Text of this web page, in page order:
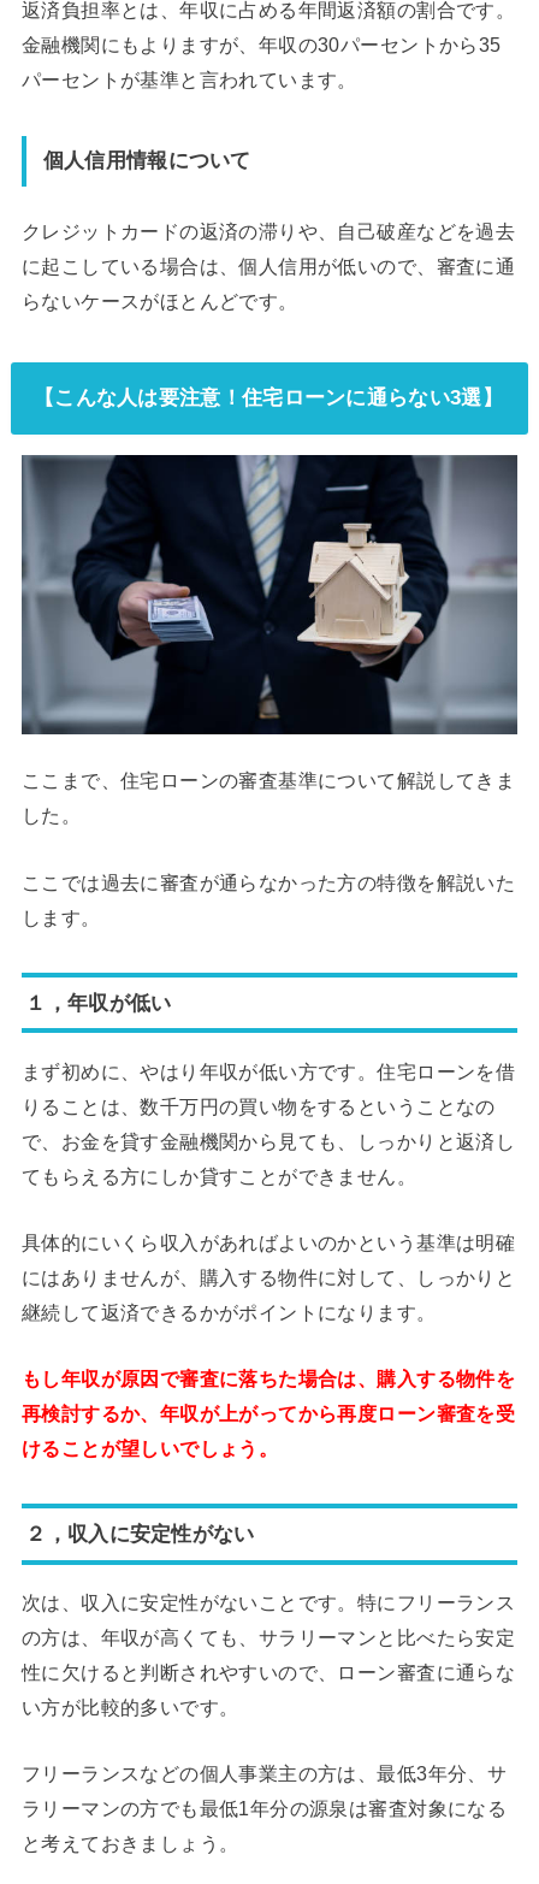
返済負担率とは、年収に占める年間返済額の割合です。
金融機関にもよりますが、年収の30パーセントから35
パーセントが基準と言われています。
個人信用情報について
クレジットカードの返済の滞りや、自己破産などを過去
に起こしている場合は、個人信用が低いので、審査に通
らないケースがほとんどです。
【こんな人は要注意！住宅ローンに通らない3選】
ここまで、住宅ローンの審査基準について解説してきま
した。
ここでは過去に審査が通らなかった方の特徴を解説いた
します。
１，年収が低い
まず初めに、やはり年収が低い方です。住宅ローンを借
りることは、数千万円の買い物をするということなの
で、お金を貸す金融機関から見ても、しっかりと返済し
てもらえる方にしか貸すことができません。
具体的にいくら収入があればよいのかという基準は明確
にはありませんが、購入する物件に対して、しっかりと
継続して返済できるかがポイントになります。
もし年収が原因で審査に落ちた場合は、購入する物件を
再検討するか、年収が上がってから再度ローン審査を受
けることが望しいでしょう。
２，収入に安定性がない
次は、収入に安定性がないことです。特にフリーランス
の方は、年収が高くても、サラリーマンと比べたら安定
性に欠けると判断されやすいので、ローン審査に通らな
い方が比較的多いです。
フリーランスなどの個人事業主の方は、最低3年分、サ
ラリーマンの方でも最低1年分の源泉は審査対象になる
と考えておきましょう。